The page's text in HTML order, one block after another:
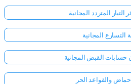
التيار المتردد المجانية
التسارع المجانية
حسابات القبض المجانية
والقواعد الحر